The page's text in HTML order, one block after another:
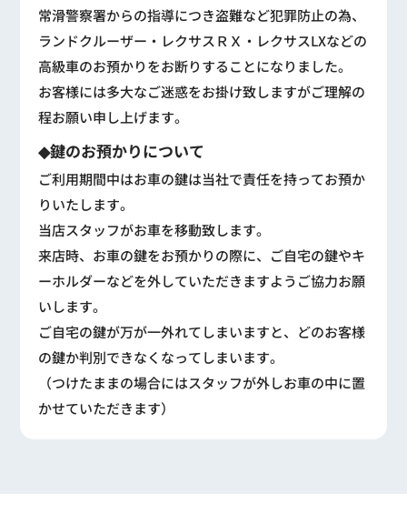
常滑警察署からの指導につき盗難など犯罪防止の為、
ランドクルーザー・レクサスＲＸ・レクサスLXなどの
高級車のお預かりをお断りすることになりました。
お客様には多大なご迷惑をお掛け致しますがご理解の
程お願い申し上げます。
◆鍵のお預かりについて
ご利用期間中はお車の鍵は当社で責任を持ってお預か
りいたします。
当店スタッフがお車を移動致します。
来店時、お車の鍵をお預かりの際に、ご自宅の鍵やキ
ーホルダーなどを外していただきますようご協力お願
いします。
ご自宅の鍵が万が一外れてしまいますと、どのお客様
の鍵か判別できなくなってしまいます。
（つけたままの場合にはスタッフが外しお車の中に置
かせていただきます）